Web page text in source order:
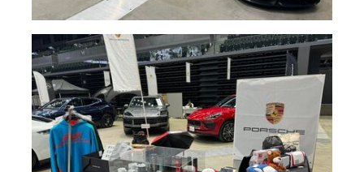
ポルシェセンター熊本
プジョー熊本
シトロエン熊本